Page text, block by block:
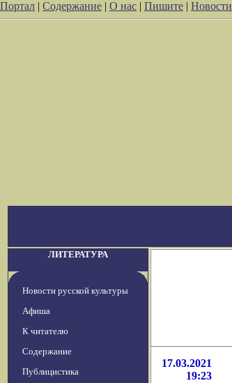
Портал | Содержание | О нас | Пишите | Новости
ЛИТЕРАТУРА
Новости русской культуры
Афиша
К читателю
Содержание
Публицистика
17.03.2021
19:23